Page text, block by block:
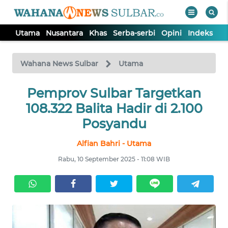
Utama Nusantara Khas Serba-serbi Opini Indeks
Wahana News Sulbar Utama
Pemprov Sulbar Targetkan
108.322 Balita Hadir di 2.100
Posyandu
Alfian Bahri - Utama
Rabu, 10 September 2025 - 11:08 WIB
TV
Tutup
UTAMA
SERBA-
SERBI